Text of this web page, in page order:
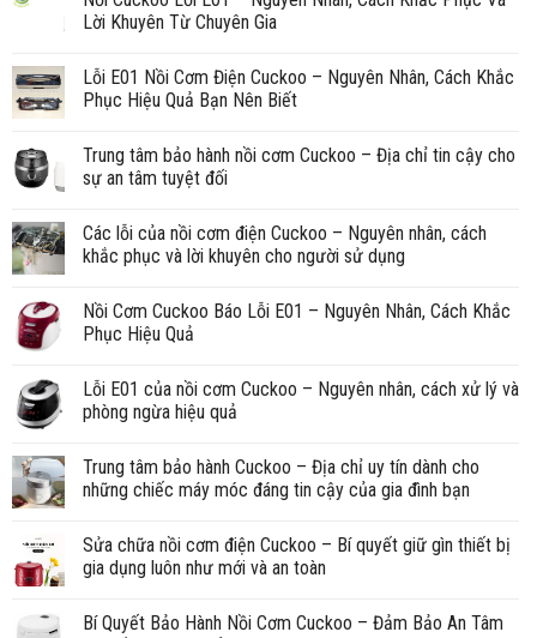
Lời Khuyên Từ Chuyên Gia
Lỗi E01 Nồi Cơm Điện Cuckoo – Nguyên Nhân, Cách Khắc
Phục Hiệu Quả Bạn Nên Biết
Trung tâm bảo hành nồi cơm Cuckoo – Địa chỉ tin cậy cho
sự an tâm tuyệt đối
Các lỗi của nồi cơm điện Cuckoo – Nguyên nhân, cách
khắc phục và lời khuyên cho người sử dụng
Nồi Cơm Cuckoo Báo Lỗi E01 – Nguyên Nhân, Cách Khắc
Phục Hiệu Quả
Lỗi E01 của nồi cơm Cuckoo – Nguyên nhân, cách xử lý và
phòng ngừa hiệu quả
Trung tâm bảo hành Cuckoo – Địa chỉ uy tín dành cho
những chiếc máy móc đáng tin cậy của gia đình bạn
Sửa chữa nồi cơm điện Cuckoo – Bí quyết giữ gìn thiết bị
gia dụng luôn như mới và an toàn
Bí Quyết Bảo Hành Nồi Cơm Cuckoo – Đảm Bảo An Tâm